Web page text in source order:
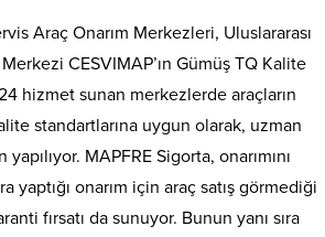
Araç Onarım Merkezleri, Uluslararası
CESVIMAP’ın Gümüş TQ Kalite
hizmet sunan merkezlerde araçların
standartlarına uygun olarak, uzman
MAPFRE Sigorta, onarımını
yaptığı onarım için araç satış görmediği
fırsatı da sunuyor. Bunun yanı sıra